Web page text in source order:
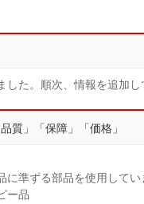
した。順次、情報を追加し
質」「保障」「価格」
に準ずる部品を使用してい
ー品